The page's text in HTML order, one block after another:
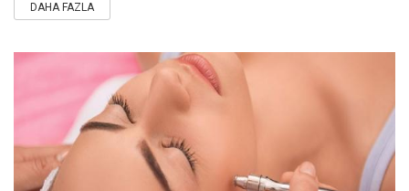
DAHA FAZLA